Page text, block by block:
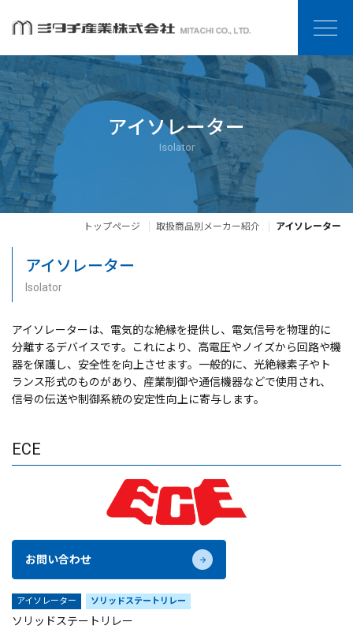
アイソレーター
Isolator
トップページ 取扱商品別メーカー紹介 アイソレーター
アイソレーター
Isolator
アイソレーターは、電気的な絶縁を提供し、電気信号を物理的に
分離するデバイスです。これにより、高電圧やノイズから回路や機
器を保護し、安全性を向上させます。一般的に、光絶縁素子やト
ランス形式のものがあり、産業制御や通信機器などで使用され、
信号の伝送や制御系統の安定性向上に寄与します。
ECE
お問い合わせ
アイソレーター ソリッドステートリレー
ソリッドステートリレー